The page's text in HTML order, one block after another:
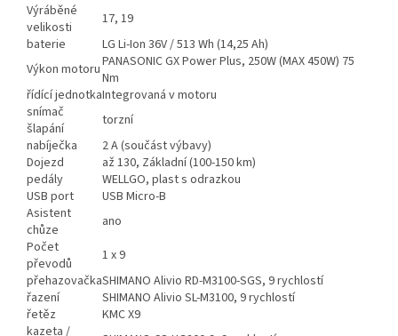
Výráběné
velikosti
17, 19
baterie
LG Li-Ion 36V / 513 Wh (14,25 Ah)
Výkon motoruPANASONIC GX Power Plus, 250W (MAX 450W) 75
Nm
řídící jednotkaIntegrovaná v motoru
snímač
šlapání
torzní
nabíječka
2 A (součást výbavy)
Dojezd
až 130, Základní (100-150 km)
pedály
WELLGO, plast s odrazkou
USB port
USB Micro-B
Asistent
chůze
ano
Počet
převodů
1 x 9
přehazovačkaSHIMANO Alivio RD-M3100-SGS, 9 rychlostí
řazení
SHIMANO Alivio SL-M3100, 9 rychlostí
řetěz
KMC X9
kazeta /